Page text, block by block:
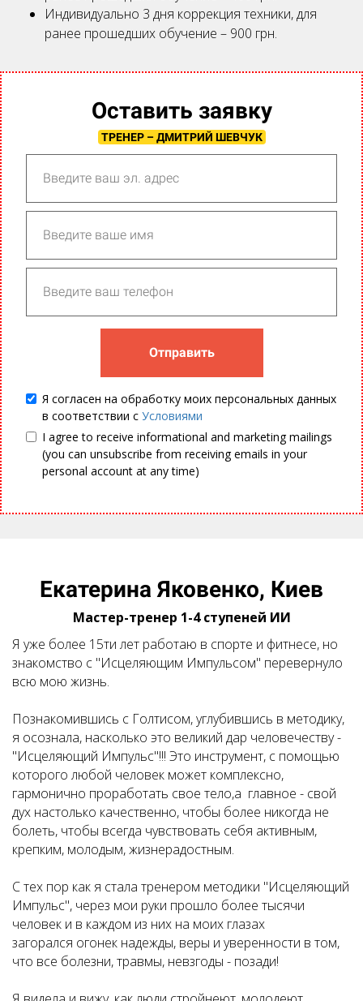
Индивидуально 3 дня коррекция техники, для
ранее прошедших обучение – 900 грн.
Оставить заявку
ТРЕНЕР – ДМИТРИЙ ШЕВЧУК
Отправить
Я согласен на обработку моих персональных данных
в соответствии с Условиями
I agree to receive informational and marketing mailings
(you can unsubscribe from receiving emails in your
personal account at any time)
Екатерина Яковенко, Киев
Мастер-тренер 1-4 ступеней ИИ
Я уже более 15ти лет работаю в спорте и фитнесе, но
знакомство с "Исцеляющим Импульсом" перевернуло
всю мою жизнь.
Познакомившись с Голтисом, углубившись в методику,
я осознала, насколько это великий дар человечеству -
"Исцеляющий Импульс"!!! Это инструмент, с помощью
которого любой человек может комплексно,
гармонично проработать свое тело,а главное - свой
дух настолько качественно, чтобы более никогда не
болеть, чтобы всегда чувствовать себя активным,
крепким, молодым, жизнерадостным.
С тех пор как я стала тренером методики "Исцеляющий
Импульс", через мои руки прошло более тысячи
человек и в каждом из них на моих глазах
загорался огонек надежды, веры и уверенности в том,
что все болезни, травмы, невзгоды - позади!